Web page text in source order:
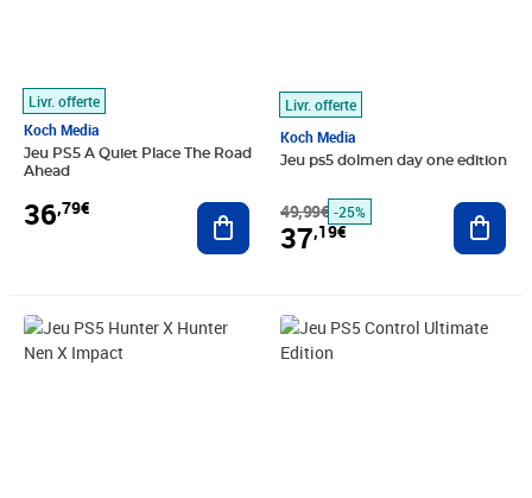
Livr. offerte
Koch Media
Jeu PS5 A Quiet Place The Road
Ahead
36,79€ Ajouter au panier
Livr. offerte
Koch Media
Jeu ps5 dolmen day one edition
49,99€ -25%
37,19€
Prix barré 59,99€
Prix 37,21€ Prix 37,45€